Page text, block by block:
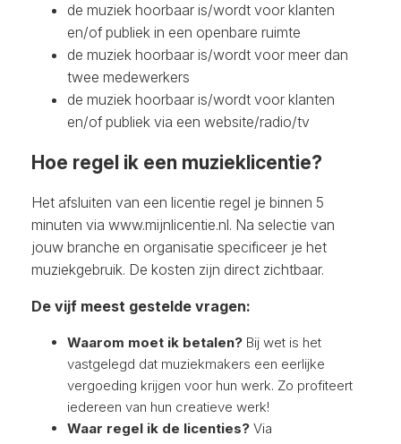
de muziek hoorbaar is/wordt voor klanten
en/of publiek in een openbare ruimte
de muziek hoorbaar is/wordt voor meer dan
twee medewerkers
de muziek hoorbaar is/wordt voor klanten
en/of publiek via een website/radio/tv
Hoe regel ik een muzieklicentie?
Het afsluiten van een licentie regel je binnen 5
minuten via www.mijnlicentie.nl. Na selectie van
jouw branche en organisatie specificeer je het
muziekgebruik. De kosten zijn direct zichtbaar.
De vijf meest gestelde vragen:
Waarom moet ik betalen? Bij wet is het
vastgelegd dat muziekmakers een eerlijke
vergoeding krijgen voor hun werk. Zo profiteert
iedereen van hun creatieve werk!
Waar regel ik de licenties? Via